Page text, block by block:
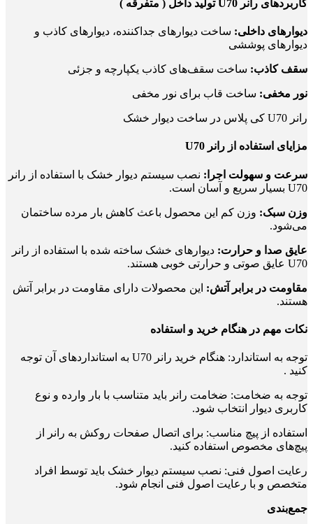
کاربردهای رانر U70 تولید داخل ( متفرقه )
دیوارهای داخلی: ساخت دیوارهای جداکننده، دیوارهای کاذب و
دیوارهای پوششی
سقف کاذب: ساخت سقف‌های کاذب یکپارچه و جزئی
نور مخفی: ساخت قاب برای نور مخفی
رانر U70 کی پلاس در ساخت دیوار خشک
مزایای استفاده از رانر
سرعت و سهولت اجرا: نصب سیستم دیوار خشک با استفاده از رانر
U70 بسیار سریع و آسان است.
وزن سبک: وزن کم این محصول باعث کاهش بار مرده ساختمان
می‌شود.
عایق صدا و حرارت: دیوارهای خشک ساخته شده با استفاده از رانر
U70 عایق صوتی و حرارتی خوبی هستند.
مقاومت در برابر آتش: این محصولات دارای مقاومت در برابر آتش
هستند.
نکات مهم در هنگام خرید و استفاده
توجه به استاندارد: هنگام خرید رانر U70 به استانداردهای آن توجه
کنید .
توجه به ضخامت: ضخامت رانر باید متناسب با بار وارده و نوع
کاربری دیوار انتخاب شود.
استفاده از پیچ مناسب: برای اتصال صفحات روکش به رانر از
پیچ‌های مخصوص استفاده کنید.
رعایت اصول فنی: نصب سیستم دیوار خشک باید توسط افراد
متخصص و با رعایت اصول فنی انجام شود.
جمع‌بندی